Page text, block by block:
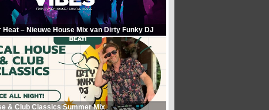
Heat – Nieuwe House Mix van Dirty Funky DJ
& Club Classics Summer Mix